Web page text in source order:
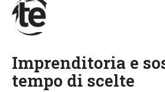
Imprenditoria e
tempo di scelte